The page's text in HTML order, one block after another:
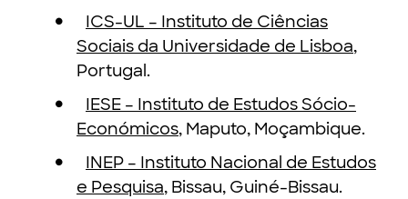
ICS-UL – Instituto de Ciências
Sociais da Universidade de Lisboa,
Portugal.
IESE – Instituto de Estudos Sócio-
Económicos, Maputo, Moçambique.
INEP – Instituto Nacional de Estudos
e Pesquisa, Bissau, Guiné-Bissau.